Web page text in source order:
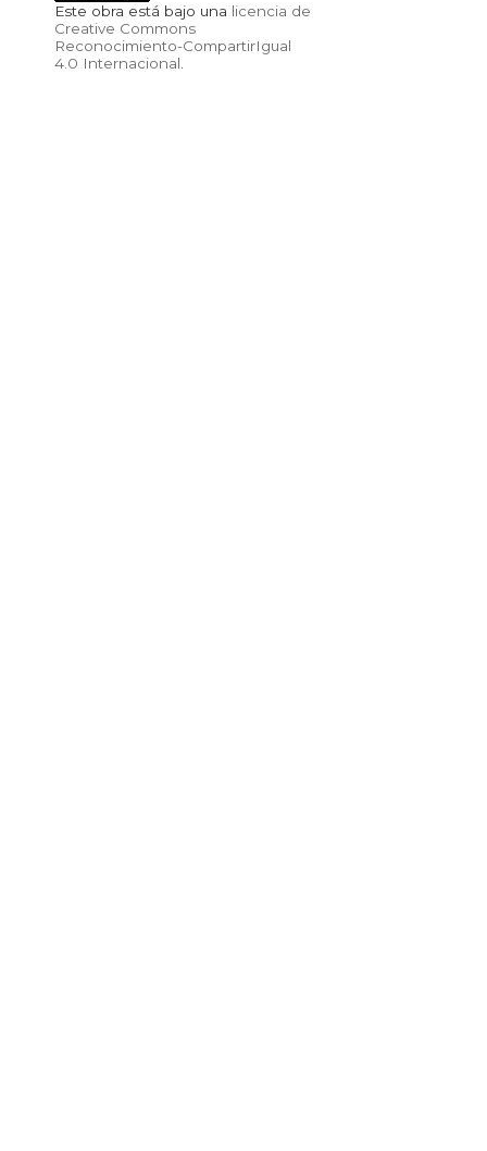
Este obra está bajo una licencia de
Creative Commons
Reconocimiento-CompartirIgual
4.0 Internacional